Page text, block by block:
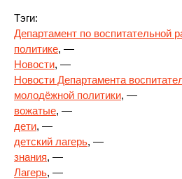
Тэги:
Департамент по воспитательной
политике, —
Новости, —
Новости Департамента
молодёжной политики, —
вожатые, —
дети, —
детский лагерь, —
знания, —
Лагерь, —